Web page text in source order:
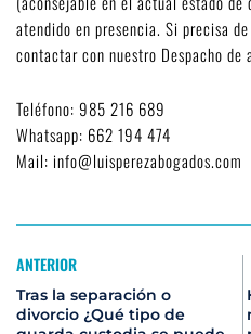
atendido en presencia. Si precisa
contactar con nuestro Despacho de
Teléfono: 985 216 689
Whatsapp: 662 194 474
Mail: info@luisperezabogados.com
ANTERIOR
Tras la separación o
divorcio ¿Qué tipo de